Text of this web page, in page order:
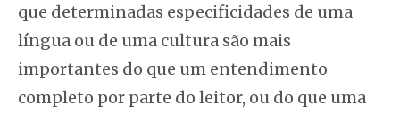
que determinadas especificidades de uma
língua ou de uma cultura são mais
importantes do que um entendimento
completo por parte do leitor, ou do que uma